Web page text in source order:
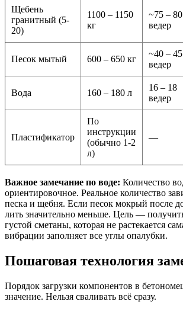
Щебень
гранитный (5-
20)
1100 – 1150
кг
~75 – 80
ведер
Песок мытый 600 – 650 кг
~40 – 45
ведер
Вода 160 – 180 л
16 – 18
ведер
Пластификатор
По
инструкции
(обычно 1-2
л)
—
Важное замечание по воде: Количество
ориентировочное. Реальное количество
песка и щебня. Если песок мокрый после
лить значительно меньше. Цель —
густой сметаны, которая не растекается
вибрации заполняет все углы опалубки.
Пошаговая технология
Порядок загрузки компонентов в
значение. Нельзя сваливать всё сразу.